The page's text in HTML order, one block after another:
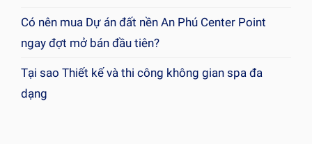
Có nên mua Dự án đất nền An Phú Center Point
ngay đợt mở bán đầu tiên?
Tại sao Thiết kế và thi công không gian spa đa
dạng